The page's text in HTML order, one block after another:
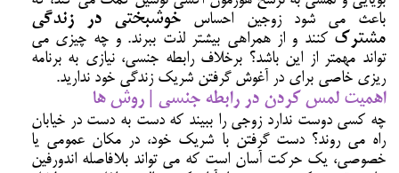
باعث می شود زوجین احساس خوشبختی در زندگی
مشترک کنند و از همراهی بیشتر لذت ببرند. و چه چیزی می
تواند مهمتر از این باشد؟ برخلاف رابطه جنسی، نیازی به برنامه
ریزی خاصی برای در آغوش گرفتن شریک زندگی خود ندارید.
اهمیت لمس کردن در رابطه جنسی | روش ها
چه کسی دوست ندارد زوجی را ببیند که دست به دست در خیابان
راه می روند؟ دست گرفتن با شریک خود، در مکان عمومی یا
خصوصی، یک حرکت آسان است که می تواند بلافاصله اندورفین